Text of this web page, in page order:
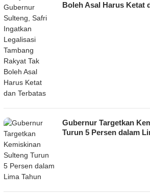
Boleh Asal Harus Ketat
Gubernur Targetkan
Turun 5 Persen dalam